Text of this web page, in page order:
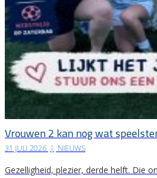
Vrouwen 2 kan nog wat
31 JULI 2026 | NIEUWS
Gezelligheid, plezier, derde helft. Die